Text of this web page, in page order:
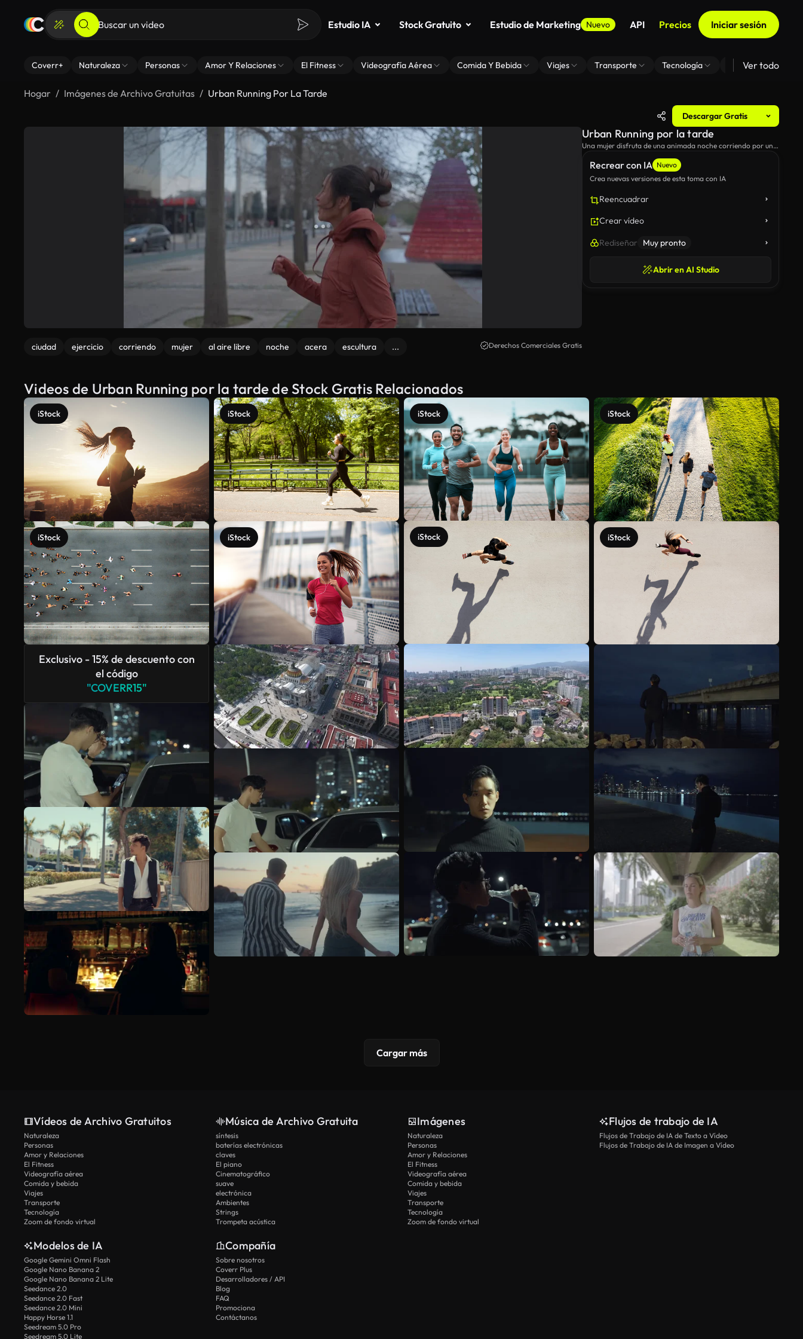
Estudio IA Stock Gratuito Estudio de Marketing Nuevo API Precios Iniciar sesión
Coverr+ Naturaleza Personas Amor Y Relaciones El Fitness Videografía Aérea Comida Y Bebida Viajes Transporte Tecnología Zoom De Fondo
Ver todo
Hogar Imágenes de Archivo Gratuitas Urban Running Por La Tarde
Descargar Gratis
ciudad ejercicio corriendo mujer al aire libre noche acera escultura ... Derechos Comerciales Gratis
Recrear con IA Nuevo
Crea nuevas versiones de esta toma con IA
Reencuadrar
Crear vídeo
Rediseñar Muy pronto
Abrir en AI Studio
Urban Running por la tarde
Una mujer disfruta de una animada noche corriendo por una
roja.
Videos de Urban Running por la tarde de Stock Gratis Relacionados
iStock
iStock
Exclusivo - 15% de descuento con
el código
"COVERR15"
iStock
iStock
iStock
iStock
iStock
iStock
Ver más
Cargar más
Vídeos de Archivo Gratuitos
Naturaleza
Personas
Amor y Relaciones
El Fitness
Videografía aérea
Comida y bebida
Viajes
Transporte
Tecnología
Zoom de fondo virtual
Música de Archivo Gratuita
síntesis
baterías electrónicas
claves
El piano
Cinematográfico
suave
electrónica
Ambientes
Strings
Trompeta acústica
Imágenes
Naturaleza
Personas
Amor y Relaciones
El Fitness
Videografía aérea
Comida y bebida
Viajes
Transporte
Tecnología
Zoom de fondo virtual
Flujos de trabajo de IA
Flujos de Trabajo de IA de Texto a Vídeo
Flujos de Trabajo de IA de Imagen a Vídeo
Modelos de IA
Google Gemini Omni Flash
Google Nano Banana 2
Google Nano Banana 2 Lite
Seedance 2.0
Seedance 2.0 Fast
Seedance 2.0 Mini
Happy Horse 1.1
Seedream 5.0 Pro
Seedream 5.0 Lite
Compañía
Sobre nosotros
Coverr Plus
Desarrolladores / API
Blog
FAQ
Promociona
Contáctanos